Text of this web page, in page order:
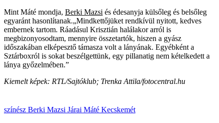
Mint Máté mondja, Berki Mazsi és édesanyja külsőleg és belsőleg
egyaránt hasonlítanak.„Mindkettőjüket rendkívül nyitott, kedves
embernek tartom. Ráadásul Krisztián halálakor arról is
megbizonyosodtam, mennyire összetartók, hiszen a gyász
időszakában elképesztő támasza volt a lányának. Egyébként a
Sztárboxról is sokat beszélgettünk, egy pillanatig nem kételkedett a
lánya győzelmében.”
Kiemelt képek: RTL/Sajtóklub; Trenka Attila/fotocentral.hu
színész Berki Mazsi Járai Máté Kecskemét